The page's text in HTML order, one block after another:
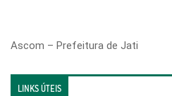
Ascom – Prefeitura de Jati
LINKS ÚTEIS